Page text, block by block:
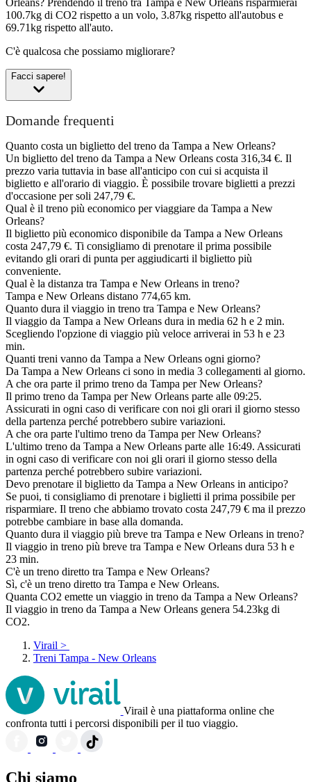
Orleans? Prendendo il treno tra Tampa e New Orleans risparmierai
100.7kg di CO2 rispetto a un volo, 3.87kg rispetto all'autobus e
69.71kg rispetto all'auto.
C'è qualcosa che possiamo migliorare?
Facci sapere!
Domande frequenti
Quanto costa un biglietto del treno da Tampa a New Orleans?
Un biglietto del treno da Tampa a New Orleans costa 316,34 €. Il
prezzo varia tuttavia in base all'anticipo con cui si acquista il
biglietto e all'orario di viaggio. È possibile trovare biglietti a prezzi
d'occasione per soli 247,79 €.
Qual è il treno più economico per viaggiare da Tampa a New
Orleans?
Il biglietto più economico disponibile da Tampa a New Orleans
costa 247,79 €. Ti consigliamo di prenotare il prima possibile
evitando gli orari di punta per aggiudicarti il biglietto più
conveniente.
Qual è la distanza tra Tampa e New Orleans in treno?
Tampa e New Orleans distano 774,65 km.
Quanto dura il viaggio in treno tra Tampa e New Orleans?
Il viaggio da Tampa a New Orleans dura in media 62 h e 2 min.
Scegliendo l'opzione di viaggio più veloce arriverai in 53 h e 23
min.
Quanti treni vanno da Tampa a New Orleans ogni giorno?
Da Tampa a New Orleans ci sono in media 3 collegamenti al giorno.
A che ora parte il primo treno da Tampa per New Orleans?
Il primo treno da Tampa per New Orleans parte alle 09:25.
Assicurati in ogni caso di verificare con noi gli orari il giorno stesso
della partenza perché potrebbero subire variazioni.
A che ora parte l'ultimo treno da Tampa per New Orleans?
L'ultimo treno da Tampa a New Orleans parte alle 16:49. Assicurati
in ogni caso di verificare con noi gli orari il giorno stesso della
partenza perché potrebbero subire variazioni.
Devo prenotare il biglietto da Tampa a New Orleans in anticipo?
Se puoi, ti consigliamo di prenotare i biglietti il prima possibile per
risparmiare. Il treno che abbiamo trovato costa 247,79 € ma il prezzo
potrebbe cambiare in base alla domanda.
Quanto dura il viaggio più breve tra Tampa e New Orleans in treno?
Il viaggio in treno più breve tra Tampa e New Orleans dura 53 h e
23 min.
C'è un treno diretto tra Tampa e New Orleans?
Sì, c'è un treno diretto tra Tampa e New Orleans.
Quanta CO2 emette un viaggio in treno da Tampa a New Orleans?
Il viaggio in treno da Tampa a New Orleans genera 54.23kg di
CO2.
Virail >
Treni Tampa - New Orleans
Virail è una piattaforma online che
confronta tutti i percorsi disponibili per il tuo viaggio.
Chi siamo